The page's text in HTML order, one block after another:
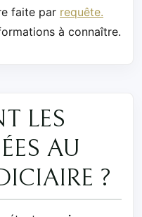
faite par requête.
à connaître.
LES
AU
?